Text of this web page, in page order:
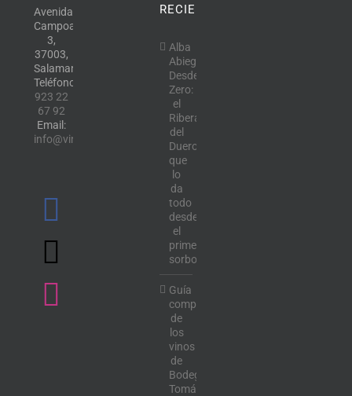
Avenida
Campoamor,
3,
37003,
Salamanca.
Teléfono:
923 22
67 92
Email:
info@vinotecalavendimia.es
RECIENTE
Alba
Abiega
Desde
Zero:
el
Ribera
del
Duero
que
lo
da
todo
desde
el
primer
sorbo
Guía
completa
de
los
vinos
de
Bodega
Tomás